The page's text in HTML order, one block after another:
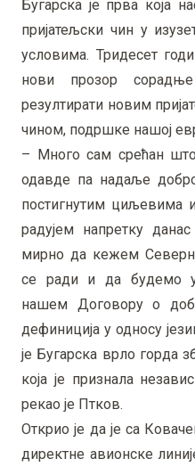
Бугарска је прва која
пријатељски чин у
условима. Тридесет
нови прозор
резултирати новим
чином, подршке нашој
– Много сам срећан
одавде па надаље
постигнутим циљевима
радујем напретку
мирно да кежем
се ради и да будемо у
нашем Договору о
дефиниција у односу
је Бугарска врло горда
која је признала
рекао је Птков.
Открио је да је са
директне авионске